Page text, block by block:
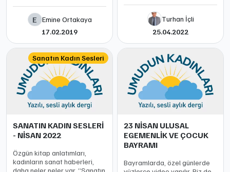
E
Emine Ortakaya
17.02.2019
Turhan İçli
25.04.2022
Sanatın Kadın Sesleri
SANATIN KADIN SESLERİ
- NİSAN 2022
Özgün kitap anlatımları,
kadınların sanat haberleri,
daha neler neler var, “Sanatın
23 NİSAN ULUSAL
EGEMENLİK VE ÇOCUK
BAYRAMI
Bayramlarda, özel günlerde